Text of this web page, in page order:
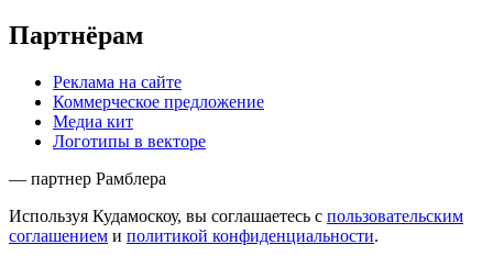
Партнёрам
Реклама на сайте
Коммерческое предложение
Медиа кит
Логотипы в векторе
— партнер Рамблера
Используя Кудамоскоу, вы соглашаетесь с пользовательским
соглашением и политикой конфиденциальности.